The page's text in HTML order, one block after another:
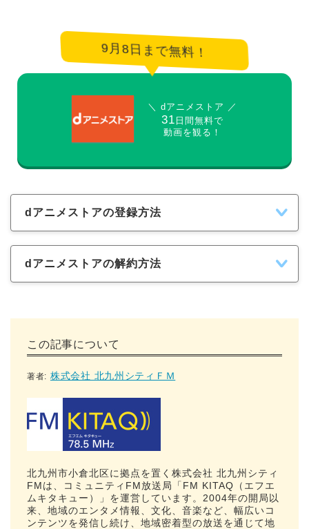
9月8日まで無料！
＼ dアニメストア ／
31 日間無料で
動画を観る！
dアニメストアの登録方法
dアニメストアの解約方法
この記事について
著者: 株式会社 北九州シティＦＭ
北九州市小倉北区に拠点を置く株式会社 北九州シティ
FMは、コミュニティFM放送局「FM KITAQ（エフエ
ムキタキュー）」を運営しています。2004年の開局以
来、地域のエンタメ情報、文化、音楽など、幅広いコ
ンテンツを発信し続け、地域密着型の放送を通じて地